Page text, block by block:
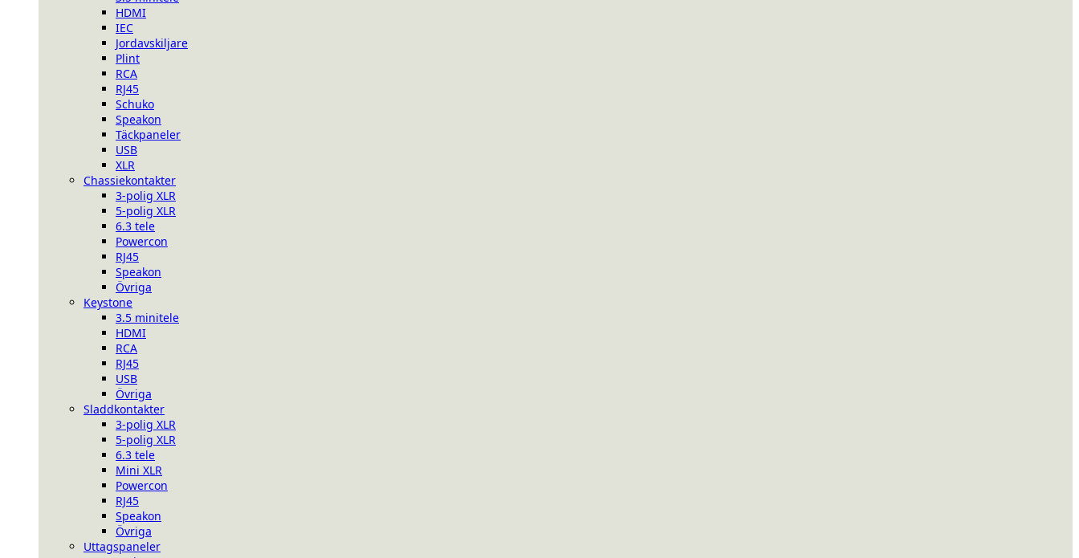
HDMI
IEC
Jordavskiljare
Plint
RCA
RJ45
Schuko
Speakon
Täckpaneler
USB
XLR
Chassiekontakter
3-polig XLR
5-polig XLR
6.3 tele
Powercon
RJ45
Speakon
Övriga
Keystone
3.5 minitele
HDMI
RCA
RJ45
USB
Övriga
Sladdkontakter
3-polig XLR
5-polig XLR
6.3 tele
Mini XLR
Powercon
RJ45
Speakon
Övriga
Uttagspaneler